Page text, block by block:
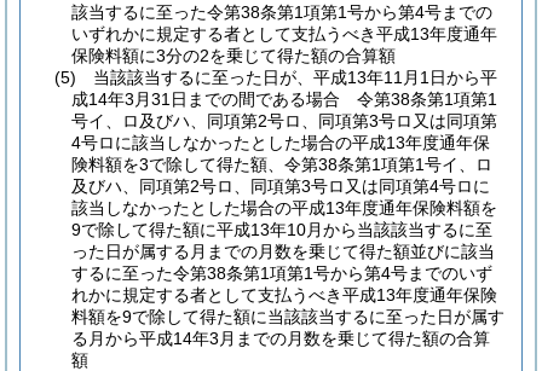
該当するに至った令第38条第1項第1号から第4号までの
いずれかに規定する者として支払うべき平成13年度通年
保険料額に3分の2を乗じて得た額の合算額
(5)
当該該当するに至った日が、平成13年11月1日から平
成14年3月31日までの間である場合 令第38条第1項第1
号イ、ロ及びハ、同項第2号ロ、同項第3号ロ又は同項第
4号ロに該当しなかったとした場合の平成13年度通年保
険料額を3で除して得た額、令第38条第1項第1号イ、ロ
及びハ、同項第2号ロ、同項第3号ロ又は同項第4号ロに
該当しなかったとした場合の平成13年度通年保険料額を
9で除して得た額に平成13年10月から当該該当するに至
った日が属する月までの月数を乗じて得た額並びに該当
するに至った令第38条第1項第1号から第4号までのいず
れかに規定する者として支払うべき平成13年度通年保険
料額を9で除して得た額に当該該当するに至った日が属す
る月から平成14年3月までの月数を乗じて得た額の合算
額